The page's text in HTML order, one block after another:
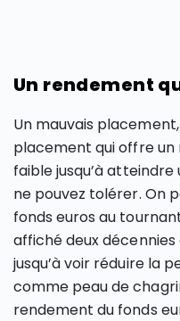
Un rendement
Un mauvais
placement qui offre un
faible jusqu’à atteindre
ne pouvez tolérer. On
fonds euros au
affiché deux
jusqu’à voir réduire la
comme peau de
rendement du fonds